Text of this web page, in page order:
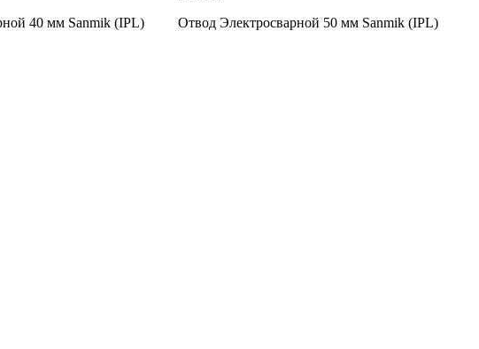
40 мм Sanmik (IPL) Отвод Электросварной 50 мм Sanmik (IPL)